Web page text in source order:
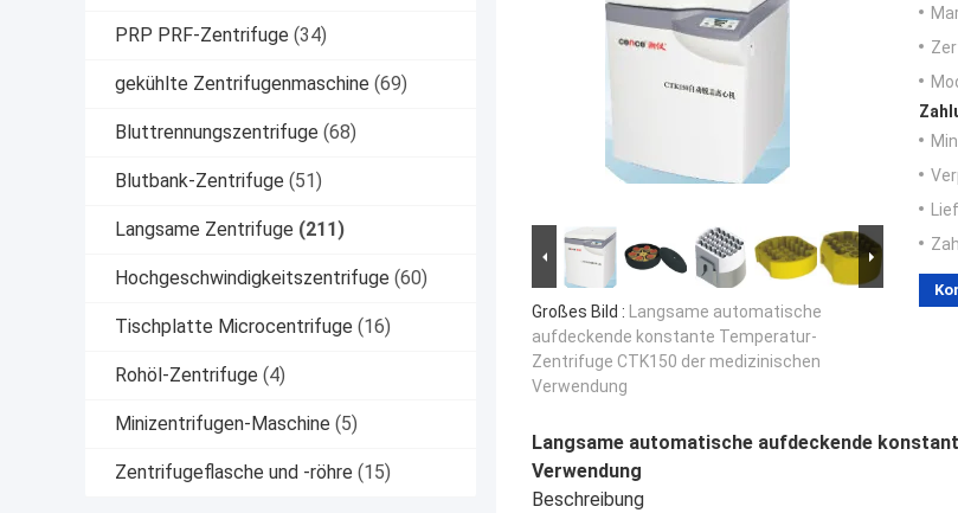
PRP PRF-Zentrifuge (34)
gekühlte Zentrifugenmaschine (69)
Bluttrennungszentrifuge (68)
Blutbank-Zentrifuge (51)
Langsame Zentrifuge (211)
Hochgeschwindigkeitszentrifuge (60)
Tischplatte Microcentrifuge (16)
Rohöl-Zentrifuge (4)
Minizentrifugen-Maschine (5)
Zentrifugeflasche und -röhre (15)
Großes Bild : Langsame automatische
aufdeckende konstante Temperatur-
Zentrifuge CTK150 der medizinischen
Verwendung
Langsame automatische aufdeckende
Verwendung
Beschreibung